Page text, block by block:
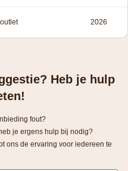
2026
Heb je hulp
fout?
je ergens hulp bij nodig?
ons de ervaring voor iedereen te